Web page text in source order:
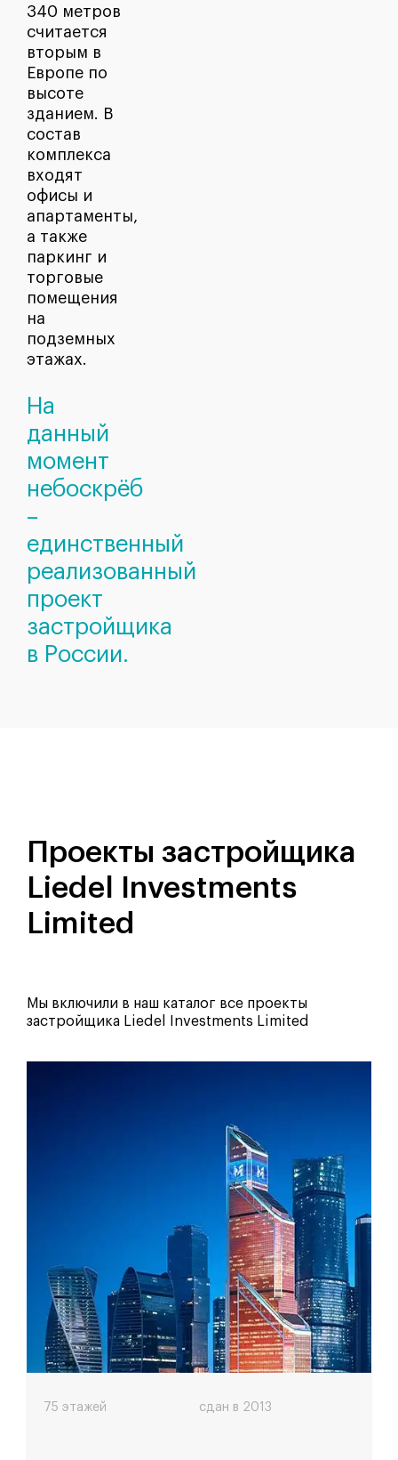
340 метров
считается
вторым в
Европе по
высоте
зданием. В
состав
комплекса
входят
офисы и
апартаменты,
а также
паркинг и
торговые
помещения
на
подземных
этажах.
На
данный
момент
небоскрёб
–
единственный
реализованный
проект
застройщика
в России.
Проекты застройщика
Liedel Investments
Limited
Мы включили в наш каталог все проекты
застройщика Liedel Investments Limited
Меркурий
75 этажей сдан в 2013